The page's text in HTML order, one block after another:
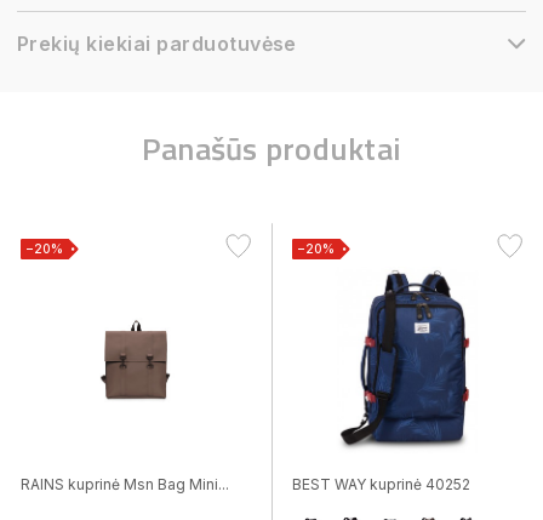
Prekių kiekiai parduotuvėse
Panašūs produktai
−20%
RAINS kuprinė Msn Bag Mini...
−20%
BEST WAY kuprinė 40252